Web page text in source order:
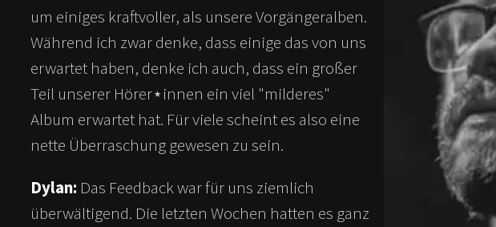
um einiges kraftvoller, als unsere Vorgängeralben.
Während ich zwar denke, dass einige das von uns
erwartet haben, denke ich auch, dass ein großer
Teil unserer Hörer⋆innen ein viel "milderes"
Album erwartet hat. Für viele scheint es also eine
nette Überraschung gewesen zu sein.
Dylan: Das Feedback war für uns ziemlich
überwältigend. Die letzten Wochen hatten es ganz